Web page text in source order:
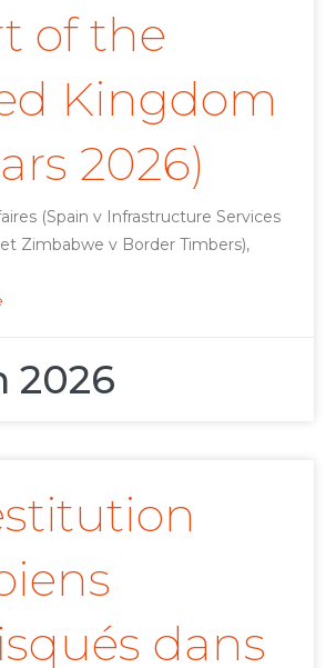
of the
Kingdom
2026)
(Spain v Infrastructure Services
Zimbabwe v Border Timbers),
2026
dans